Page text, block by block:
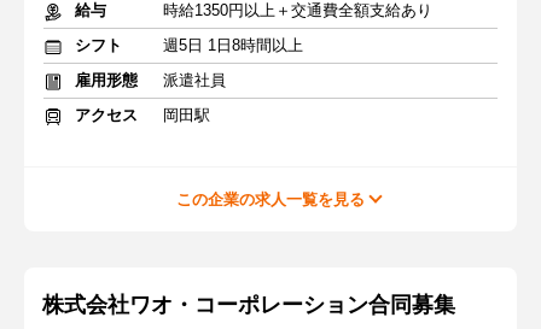
給与
時給1350円以上＋交通費全額支給あり
シフト
週5日 1日8時間以上
雇用形態
派遣社員
アクセス
岡田駅
この企業の求人一覧を見る
株式会社ワオ・コーポレーション合同募集